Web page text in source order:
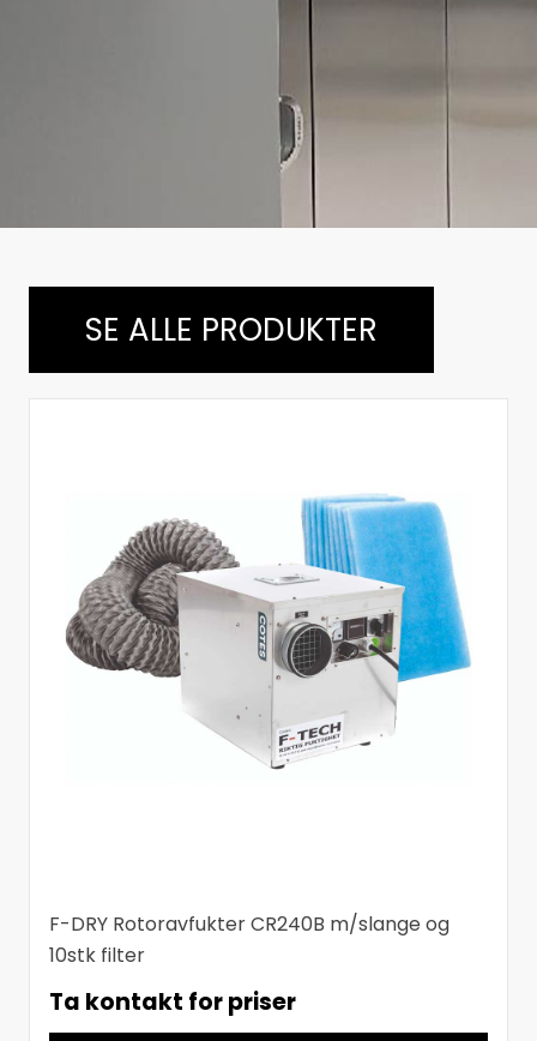
SE ALLE PRODUKTER
F-DRY Rotoravfukter CR240B m/slange og
10stk filter
Ta kontakt for priser